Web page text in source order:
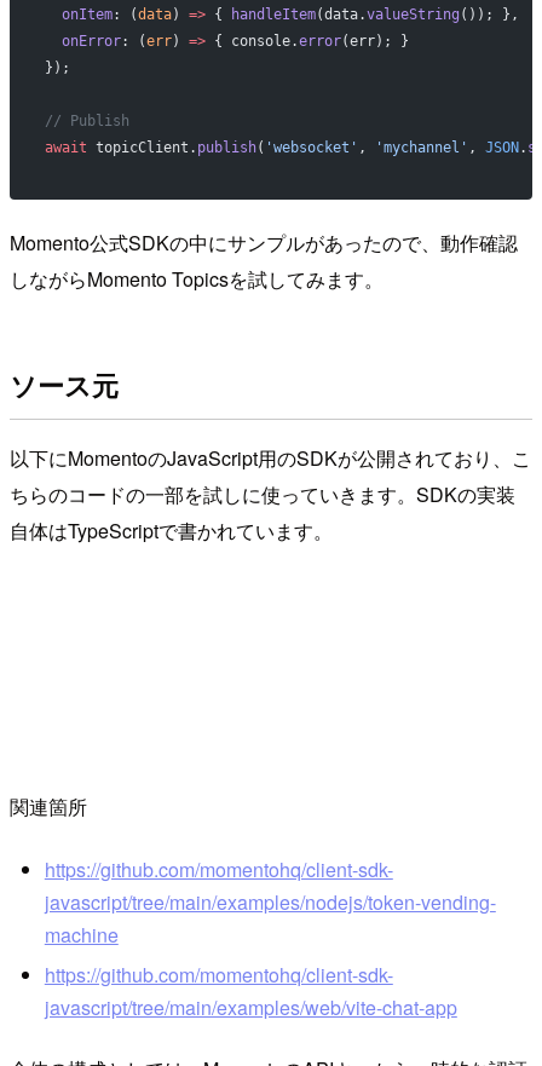
  onItem
: (data) => { handleItem(data.valueString ()); },
  onError
: (err) => { console.error(err); }
});
// Publish
await topicClient. publish( 'websocket' , 'mychannel' , JSON.
Momento公式SDKの中にサンプルがあったので、動作確認
しながらMomento Topicsを試してみます。
ソース元
以下にMomentoのJavaScript用のSDKが公開されており、こ
ちらのコードの一部を試しに使っていきます。SDKの実装
自体はTypeScriptで書かれています。
関連箇所
https://github.com/momentohq/client-sdk-
javascript/tree/main/examples/nodejs/token-vending-
machine
https://github.com/momentohq/client-sdk-
javascript/tree/main/examples/web/vite-chat-app